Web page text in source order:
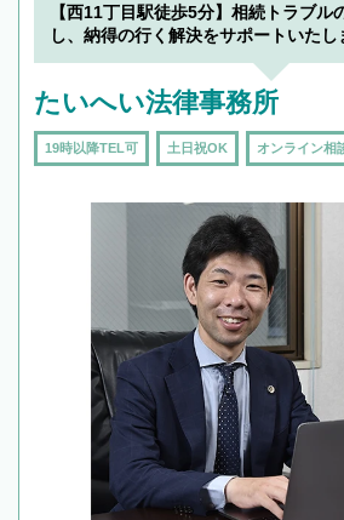
【西11丁目駅徒歩5分】相続トラブル
し、納得の行く解決をサポートいたし
たいへい法律事務所
19時以降TEL可 土日祝OK オンライン相